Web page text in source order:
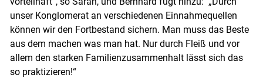
unser Konglomerat an verschiedenen Einnahmequellen
können wir den Fortbestand sichern. Man muss das Beste
aus dem machen was man hat. Nur durch Fleiß und vor
allem den starken Familienzusammenhalt lässt sich das
so praktizieren!“